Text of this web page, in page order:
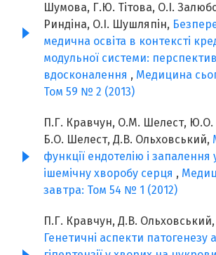
Шумова, Г.Ю. Тітова, О.І.
Риндіна, О.І. Шушляпін,
медична освіта в контексті
модульної системи:
вдосконалення , Медицина
Том 59 № 2 (2013)
П.Г. Кравчун, О.М. Шелест, Ю.О.
Б.О. Шелест, Д.В. Ольховський,
функції ендотелію і запалення
ішемічну хворобу серця ,
завтра: Том 54 № 1 (2012)
П.Г. Кравчун, Д.В.
Генетичні аспекти патогенезу